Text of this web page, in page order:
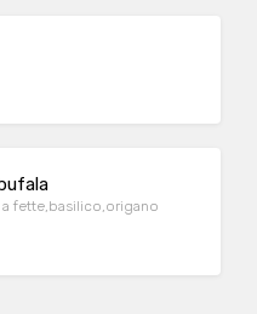
fette,basilico,origano